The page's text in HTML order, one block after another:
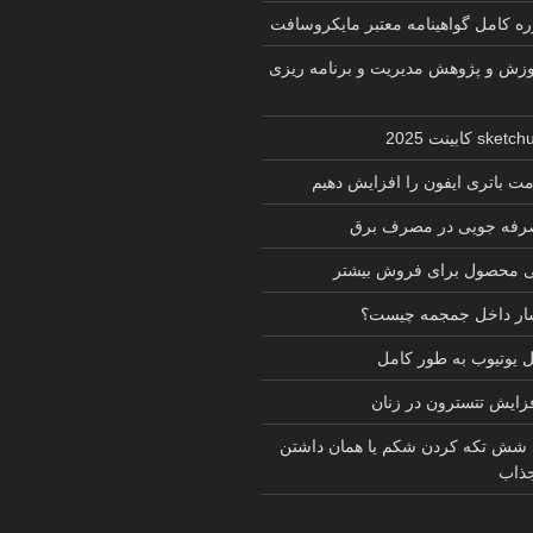
و پژوهش مدیریت و برنامه ریزی
باتری ایفون را افزایش دهیم
صرفه جویی در مصرف برق
محصول برای فروش بیشتر
داخل جمجمه چیست؟
به طور کامل
تتسترون در زنان
شش تکه کردن شکم یا همان داشتن